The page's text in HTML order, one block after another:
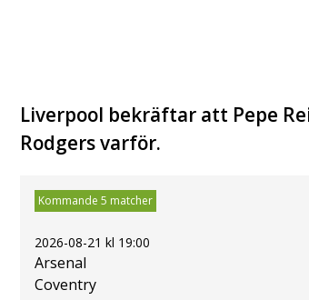
Liverpool bekräftar att Pepe
Rodgers varför.
Kommande 5 matcher
2026-08-21 kl 19:00
Arsenal
Coventry